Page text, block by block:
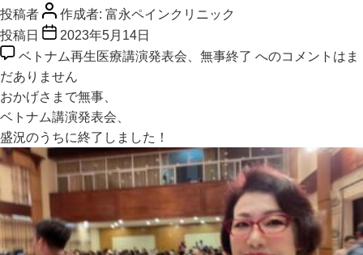
投稿者
作成者: 富永ペインクリニック
投稿日
2023年5月14日
ベトナム再生医療講演発表会、無事終了 へのコメントはま
だありません
おかげさまで無事、
ベトナム講演発表会、
盛況のうちに終了しました！